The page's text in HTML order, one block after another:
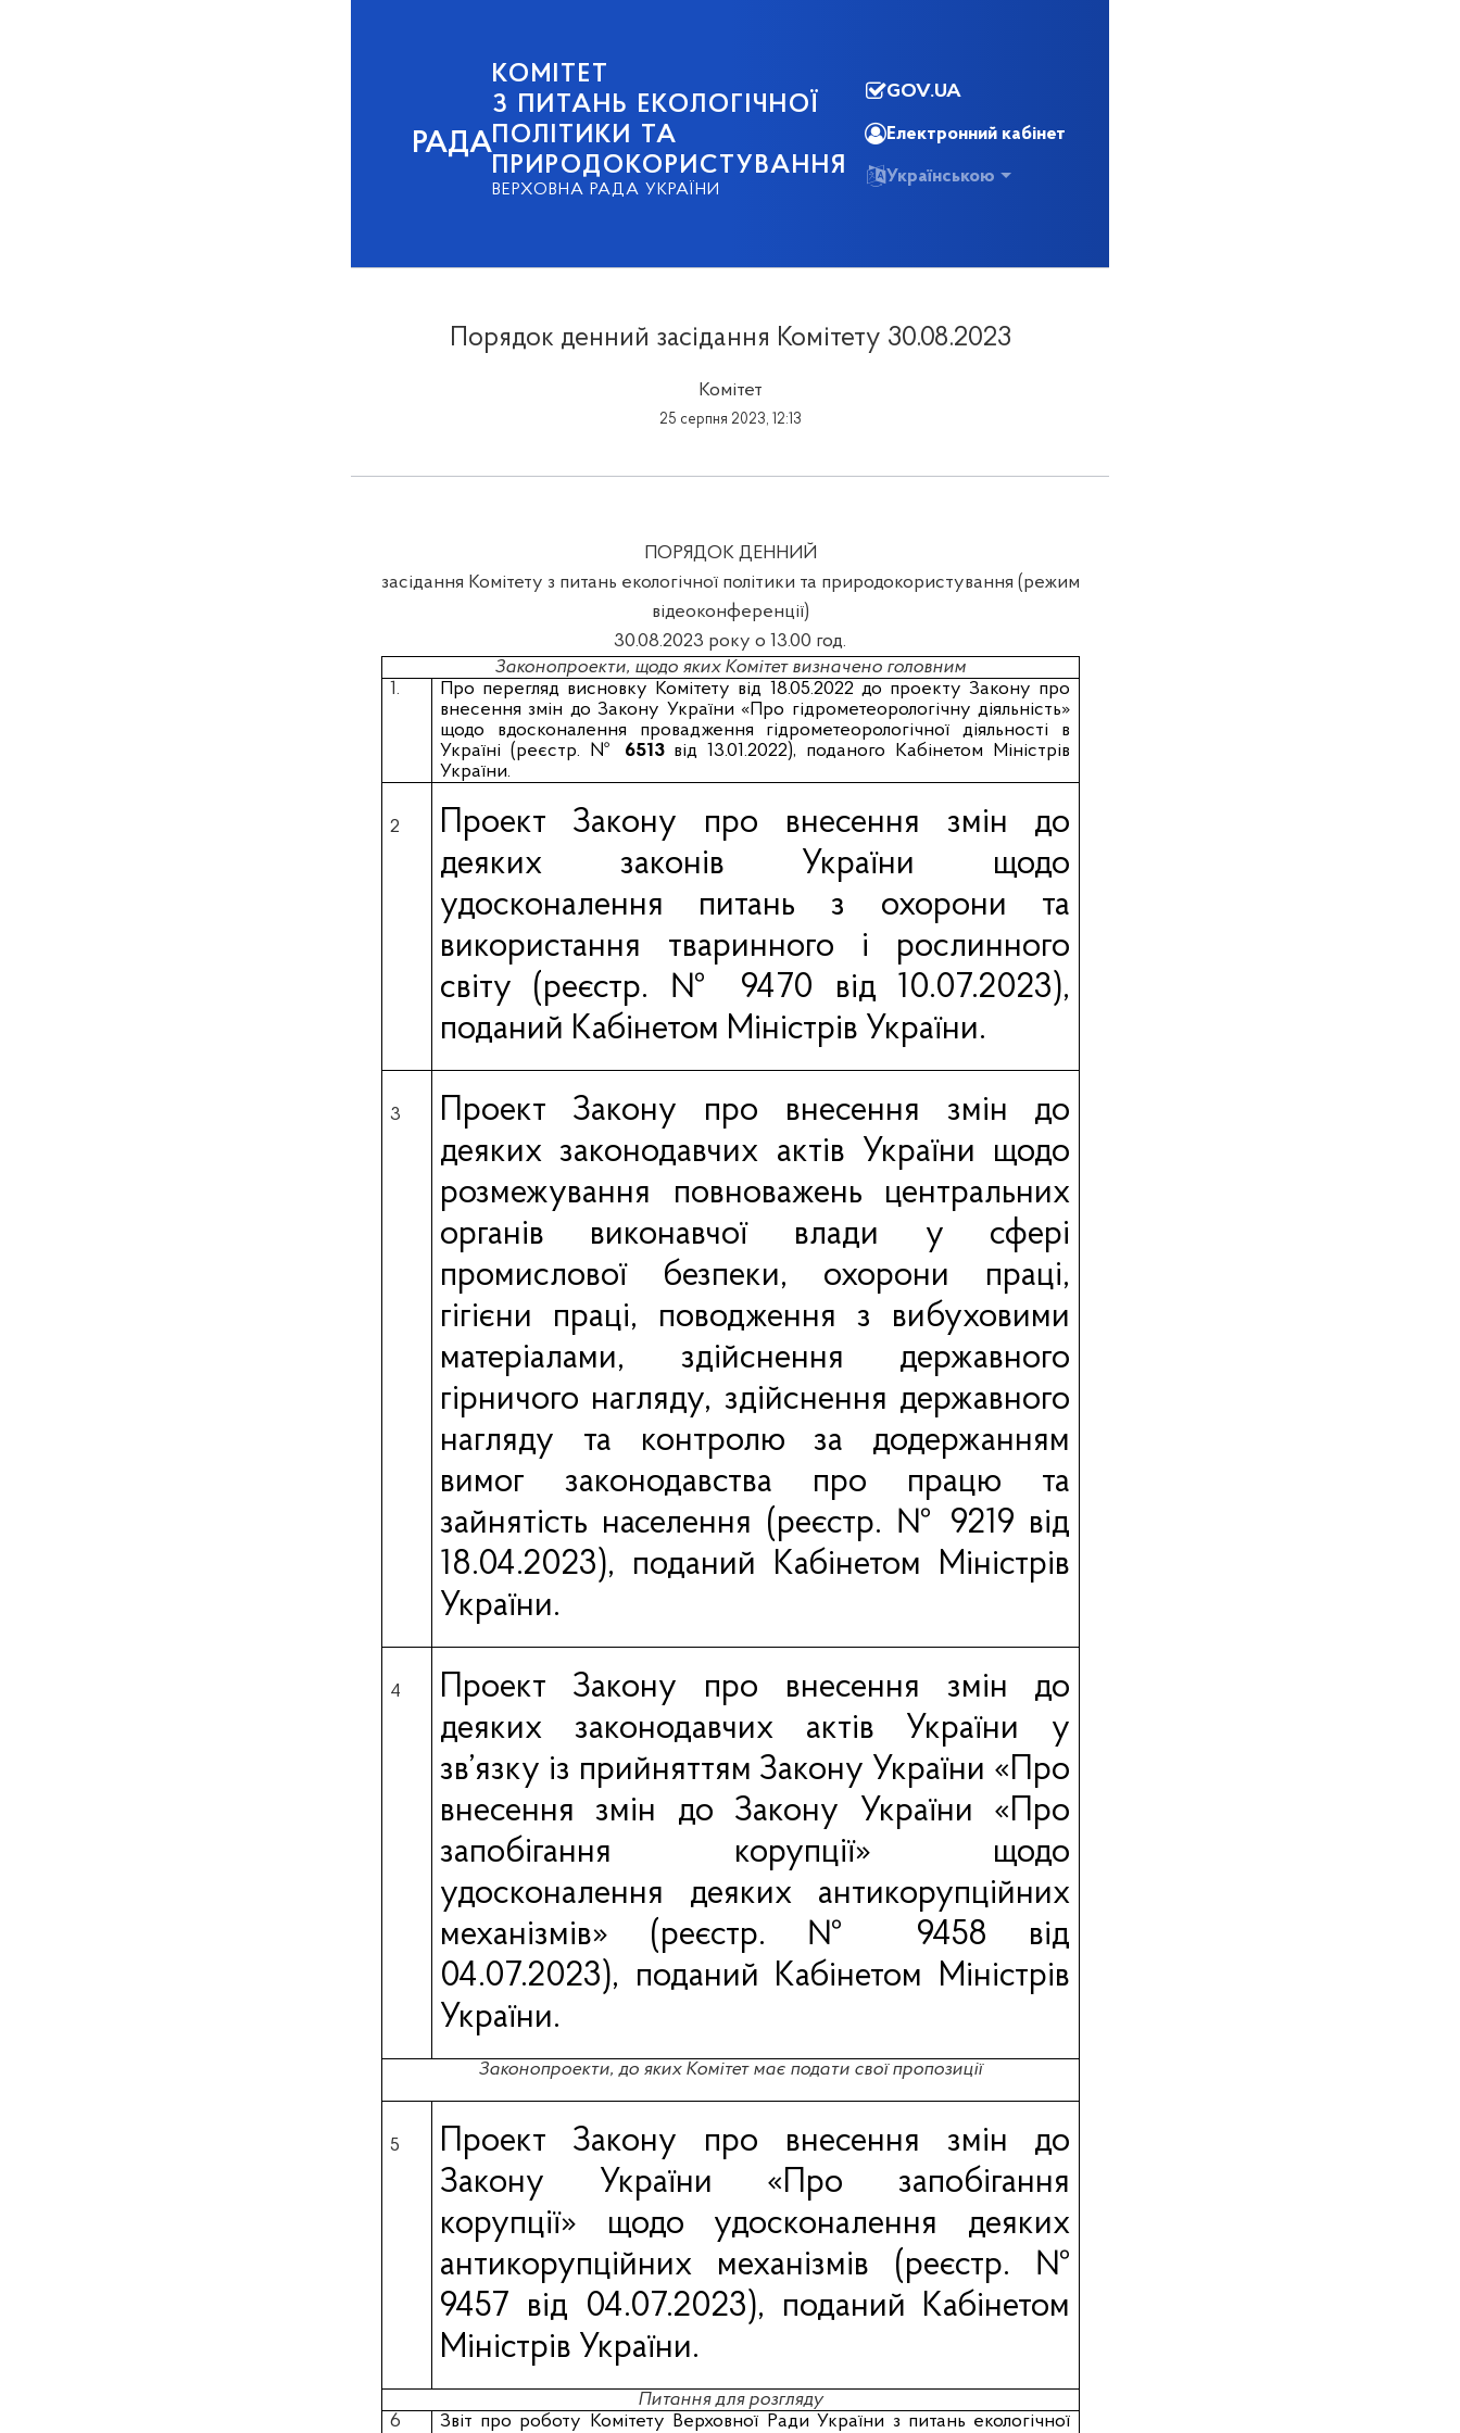
РАДА
КОМІТЕТ
З ПИТАНЬ ЕКОЛОГІЧНОЇ
ПОЛІТИКИ ТА
ПРИРОДОКОРИСТУВАННЯ
ВЕРХОВНА РАДА УКРАЇНИ
GOV.UA
Електронний кабінет
Українською
Порядок денний засідання Комітету 30.08.2023
Комітет
25 серпня 2023, 12:13
ПОРЯДОК ДЕННИЙ
засідання Комітету з питань екологічної політики та природокористування (режим
відеоконференції)
30.08.2023 року о 13.00 год.
Законопроекти, щодо яких Комітет визначено головним
1.
Про перегляд висновку Комітету від 18.05.2022 до проекту Закону про
внесення змін до Закону України «Про гідрометеорологічну діяльність»
щодо вдосконалення провадження гідрометеорологічної діяльності в
Україні (реєстр. № 6513від 13.01.2022), поданого Кабінетом Міністрів
України.
2
Проект Закону про внесення змін до
деяких законів України щодо
удосконалення питань з охорони та
використання тваринного і рослинного
світу (реєстр. № 9470 від 10.07.2023),
поданий Кабінетом Міністрів України.
3
Проект Закону про внесення змін до
деяких законодавчих актів України щодо
розмежування повноважень центральних
органів виконавчої влади у сфері
промислової безпеки, охорони праці,
гігієни праці, поводження з вибуховими
матеріалами, здійснення державного
гірничого нагляду, здійснення державного
нагляду та контролю за додержанням
вимог законодавства про працю та
зайнятість населення (реєстр. № 9219 від
18.04.2023), поданий Кабінетом Міністрів
України.
4
Проект Закону про внесення змін до
деяких законодавчих актів України у
зв’язку із прийняттям Закону України «Про
внесення змін до Закону України «Про
запобігання корупції» щодо
удосконалення деяких антикорупційних
механізмів» (реєстр. № 9458 від
04.07.2023), поданий Кабінетом Міністрів
України.
Законопроекти, до яких Комітет має подати свої пропозиції
5
Проект Закону про внесення змін до
Закону України «Про запобігання
корупції» щодо удосконалення деяких
антикорупційних механізмів (реєстр. №
9457 від 04.07.2023), поданий Кабінетом
Міністрів України.
Питання для розгляду
6
Звіт про роботу Комітету Верховної Ради України з питань екологічної